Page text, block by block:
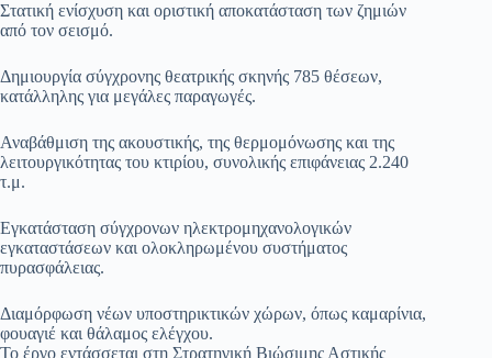
Στατική ενίσχυση και οριστική αποκατάσταση των ζημιών
από τον σεισμό.
Δημιουργία σύγχρονης θεατρικής σκηνής 785 θέσεων,
κατάλληλης για μεγάλες παραγωγές.
Αναβάθμιση της ακουστικής, της θερμομόνωσης και της
λειτουργικότητας του κτιρίου, συνολικής επιφάνειας 2.240
τ.μ.
Εγκατάσταση σύγχρονων ηλεκτρομηχανολογικών
εγκαταστάσεων και ολοκληρωμένου συστήματος
πυρασφάλειας.
Διαμόρφωση νέων υποστηρικτικών χώρων, όπως καμαρίνια,
φουαγιέ και θάλαμος ελέγχου.
Το έργο εντάσσεται στη Στρατηγική Βιώσιμης Αστικής